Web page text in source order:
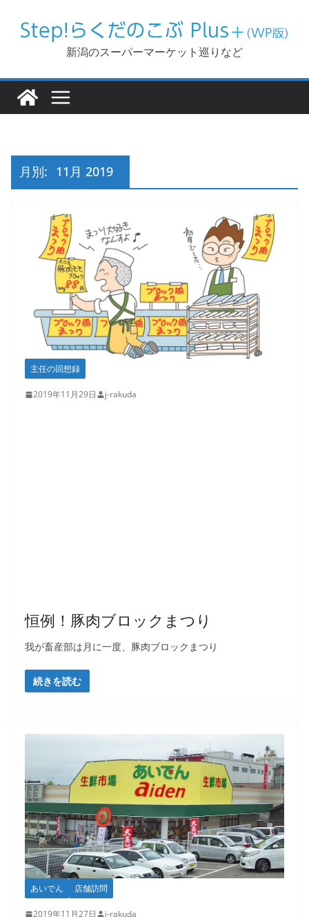
新潟のスーパーマーケット巡りなど
月別: 11月 2019
主任の回想録
2019年11月29日 j-rakuda
恒例！豚肉ブロックまつり
我が畜産部は月に一度、豚肉ブロックまつり
続きを読む
あいでん 店舗訪問
2019年11月27日 j-rakuda